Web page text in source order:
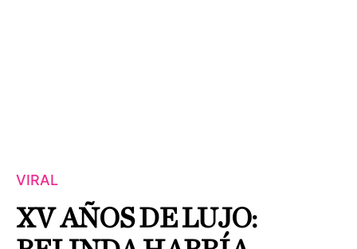
VIRAL
XV AÑOS DE LUJO: